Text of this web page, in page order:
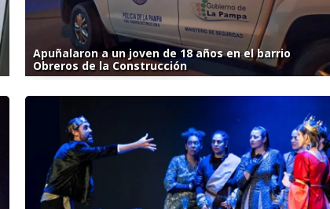
Apuñalaron a un joven de 18 años en el barrio
Obreros de la Construcción